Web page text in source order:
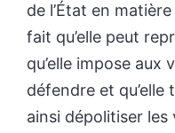
de l’État en
fait qu’elle peut
qu’elle impose aux
défendre et
ainsi dépolitiser